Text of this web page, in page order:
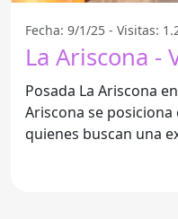
Fecha: 9/1/25 - Visitas:
La Ariscona -
Posada La Ariscona en Villa
Ariscona se
quienes buscan una